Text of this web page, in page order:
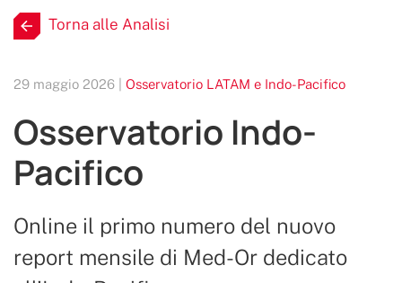
Torna alle Analisi
29 maggio 2026 | Osservatorio LATAM e Indo-Pacifico
Osservatorio Indo-
Pacifico
Online il primo numero del nuovo
report mensile di Med-Or dedicato